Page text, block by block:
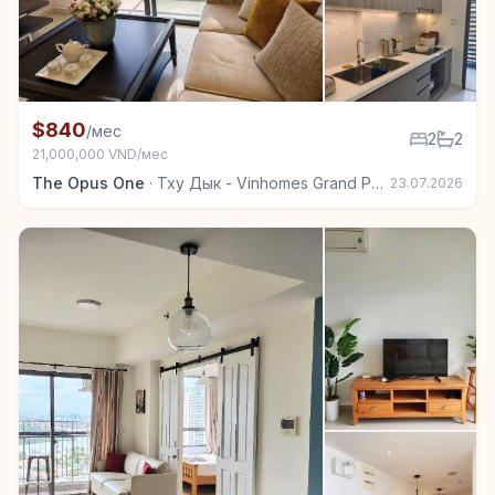
Квартира в аренду в Тху Дык - Vinhomes Grand
$840/мес
21,000,000 VND/мес
2 2
The Opus One · Тху Дык - Vinhomes Grand Park 23.07.2026